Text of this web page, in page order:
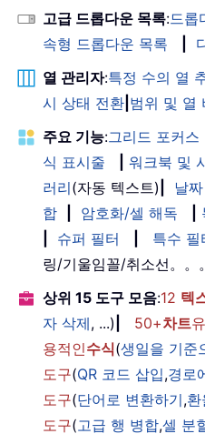
고급 드롭다운 목록:드롭
속형 드롭다운 목록
열 관리자:특정 수의 열
시 상태 전환 범위 및 열
주요 기능:그리드 포커스
식 표시줄
워크북 및
러리(자동 텍스트) 날
합
암호화/셀 해독
슈퍼 필터 특수 필
링/기울임꼴/취소선。。
상위 15 도구 모음:12 텍
자 삭제, ...) 50+차트
용적인수식(생일을 기준
도구(QR 코드 삽입,경로
도구(단어로 변환하기,
도구(고급 행 병합,셀 분